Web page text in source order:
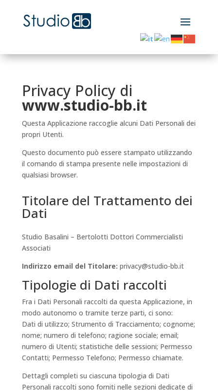
Privacy Policy di
www.studio-bb.it
Questa Applicazione raccoglie alcuni Dati Personali dei
propri Utenti.
Questo documento può essere stampato utilizzando
il comando di stampa presente nelle impostazioni di
qualsiasi browser.
Titolare del Trattamento dei
Dati
Studio Basalini – Bertolotti Dottori Commercialisti
Associati
Indirizzo email del Titolare: privacy@studio-bb.it
Tipologie di Dati raccolti
Fra i Dati Personali raccolti da questa Applicazione, in
modo autonomo o tramite terze parti, ci sono:
Dati di utilizzo; Strumento di Tracciamento; cognome;
nome; numero di telefono; ragione sociale; email;
numero di Utenti; statistiche delle sessioni; Permesso
Contatti; Permesso Telefono; Permesso chiamate.
Dettagli completi su ciascuna tipologia di Dati
Personali raccolti sono forniti nelle sezioni dedicate di